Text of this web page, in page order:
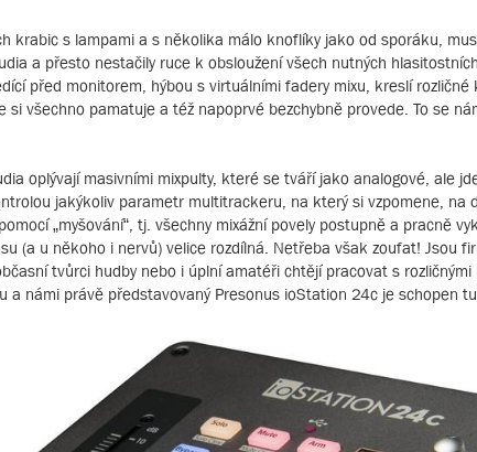
krabic s lampami a s několika málo knoflíky jako od sporáku,
a přesto nestačily ruce k obsloužení všech nutných
před monitorem, hýbou s virtuálními fadery mixu, kreslí rozličné
všechno pamatuje a též napoprvé bezchybně provede. To se
oplývají masivními mixpulty, které se tváří jako analogové, ale
jakýkoliv parametr multitrackeru, na který si vzpomene, na
„myšování“, tj. všechny mixážní povely postupně a pracně
(a u někoho i nervů) velice rozdílná. Netřeba však zoufat! Jsou
tvůrci hudby nebo i úplní amatéři chtějí pracovat s rozličnými
a námi právě představovaný Presonus ioStation 24c je schopen